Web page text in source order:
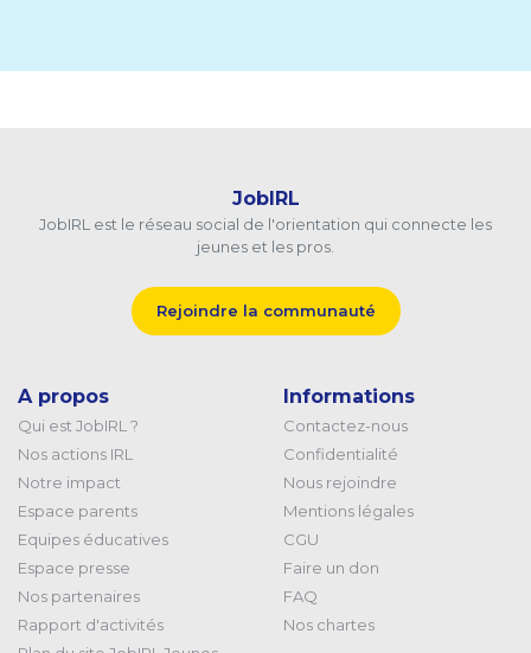
JobIRL
JobIRL est le réseau social de l'orientation qui connecte les
jeunes et les pros.
Rejoindre la communauté
A propos
Qui est JobIRL ?
Nos actions IRL
Notre impact
Espace parents
Equipes éducatives
Espace presse
Nos partenaires
Rapport d'activités
Informations
Contactez-nous
Confidentialité
Nous rejoindre
Mentions légales
CGU
Faire un don
FAQ
Nos chartes